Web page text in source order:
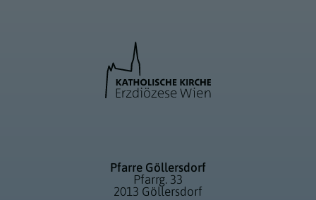
Pfarre Göllersdorf
Pfarrg. 33
2013 Göllersdorf